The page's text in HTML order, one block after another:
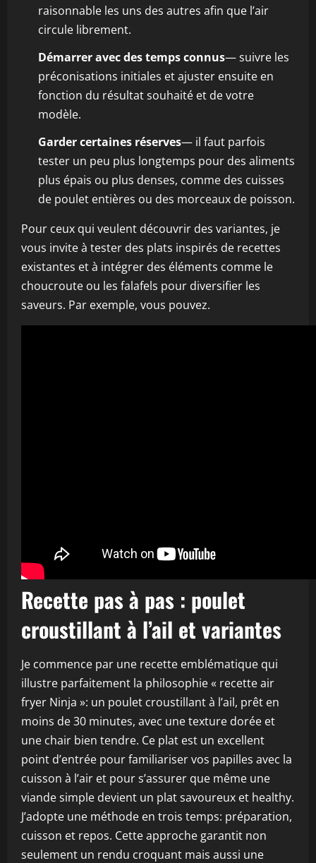
raisonnable les uns des autres afin que l’air
circule librement.
Démarrer avec des temps connus— suivre les
préconisations initiales et ajuster ensuite en
fonction du résultat souhaité et de votre
modèle.
Garder certaines réserves— il faut parfois
tester un peu plus longtemps pour des aliments
plus épais ou plus denses, comme des cuisses
de poulet entières ou des morceaux de poisson.
Pour ceux qui veulent découvrir des variantes, je
vous invite à tester des plats inspirés de recettes
existantes et à intégrer des éléments comme le
choucroute ou les falafels pour diversifier les
saveurs. Par exemple, vous pouvez.
Recette pas à pas : poulet
croustillant à l’ail et variantes
Je commence par une recette emblématique qui
illustre parfaitement la philosophie « recette air
fryer Ninja »: un poulet croustillant à l’ail, prêt en
moins de 30 minutes, avec une texture dorée et
une chair bien tendre. Ce plat est un excellent
point d’entrée pour familiariser vos papilles avec la
cuisson à l’air et pour s’assurer que même une
viande simple devient un plat savoureux et healthy.
J’adopte une méthode en trois temps: préparation,
cuisson et repos. Cette approche garantit non
seulement un rendu croquant mais aussi une